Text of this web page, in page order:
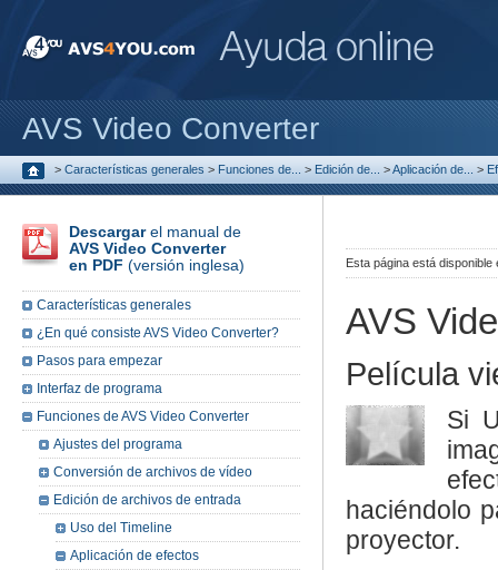
AVS Video Converter
> Características generales > Funciones de... > Edición de... >Aplicación de... >
Esta página está disponible
AVS
Película
Si
haciéndolo
proyector.
Descargarel manual de
AVS Video Converter
en PDF (versión inglesa)
Características generales
¿En qué consiste AVS Video Converter?
Pasos para empezar
Interfaz de programa
Funciones de AVS Video Converter
Ajustes del programa
Conversión de archivos de vídeo
Edición de archivos de entrada
Uso del Timeline
Aplicación de efectos